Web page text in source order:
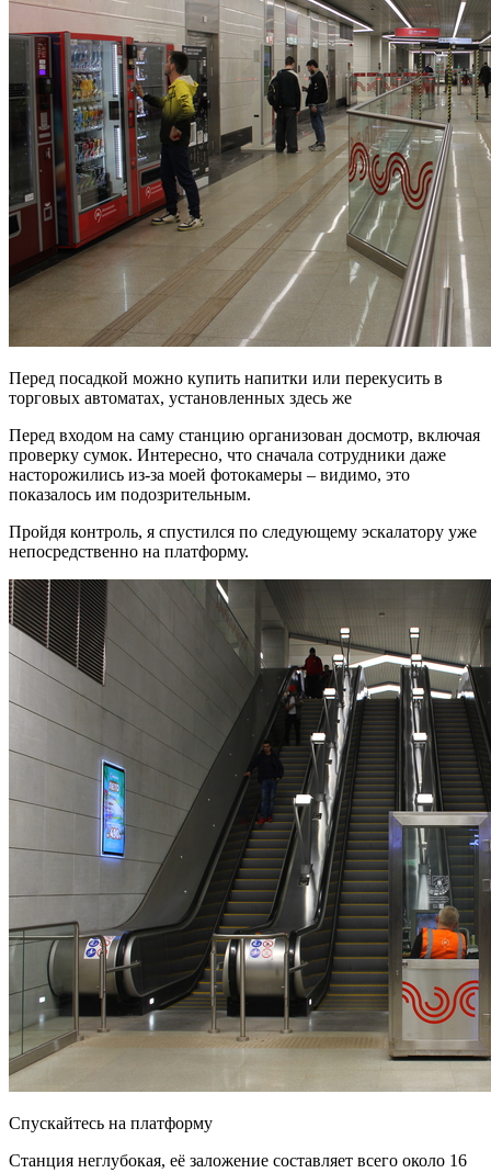
Перед посадкой можно купить напитки или перекусить в
торговых автоматах, установленных здесь же
Перед входом на саму станцию организован досмотр, включая
проверку сумок. Интересно, что сначала сотрудники даже
насторожились из-за моей фотокамеры – видимо, это
показалось им подозрительным.
Пройдя контроль, я спустился по следующему эскалатору уже
непосредственно на платформу.
Спускайтесь на платформу
Станция неглубокая, её заложение составляет всего около 16